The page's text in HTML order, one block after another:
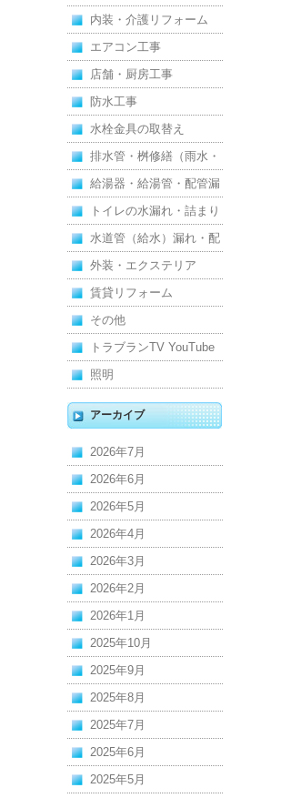
内装・介護リフォーム
エアコン工事
店舗・厨房工事
防水工事
水栓金具の取替え
排水管・桝修繕（雨水・
汚水）
給湯器・給湯管・配管漏
れ
トイレの水漏れ・詰まり
水道管（給水）漏れ・配
管
外装・エクステリア
賃貸リフォーム
その他
トラブランTV YouTube
照明
アーカイブ
2026年7月
2026年6月
2026年5月
2026年4月
2026年3月
2026年2月
2026年1月
2025年10月
2025年9月
2025年8月
2025年7月
2025年6月
2025年5月